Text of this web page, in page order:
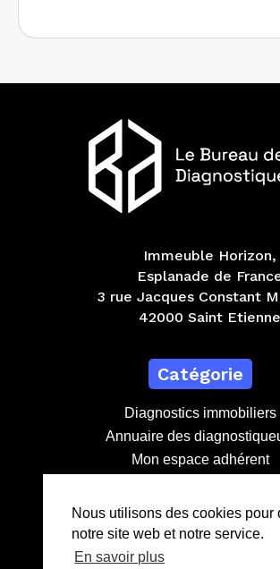
Immeuble Horizon,
Esplanade de
3 rue Jacques Constant
42000 Saint Etienne
Catégorie
Diagnostics immobiliers
Annuaire des
Mon espace adhérent
Contact
Nous utilisons des cookies pour
notre site web et notre service.
En savoir plus